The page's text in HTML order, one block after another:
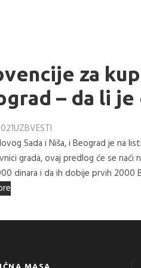
za
– da li
UZBVESTI
Sada i Niša, i Beograd je na
grada, ovaj predlog će se naći
dinara i da ih dobije prvih 2000
MASA